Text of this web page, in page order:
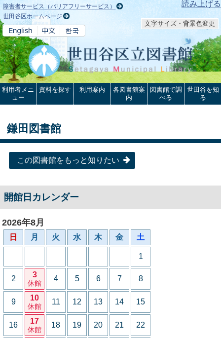
本文へ 読み上げる
障害者サービス（バリアフリーサービス）
世田谷区ホームページ
文字サイズ・背景色変更
利用者メニ
ュー
資料を探す 利用案内
各図書館案
内
図書館で調
べる
世田谷を知
る
鎌田図書館
この図書館をもっと知りたい
開館日カレンダー
2026年8月
日 月 火 水 木 金 土
1
2 3
休館
4 5 6 7 8
9 10
休館
11 12 13 14 15
16 17
休館
18 19 20 21 22